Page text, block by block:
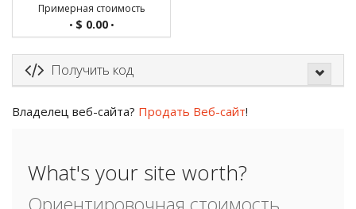
Примерная стоимость
• $ 0.00•
Получить код
Владелец веб-сайта? Продать Веб-сайт!
What's your site worth?